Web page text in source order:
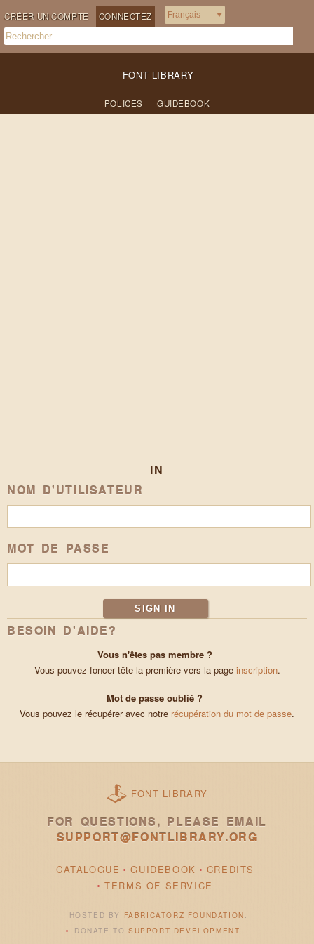
CRÉER UN COMPTE CONNECTEZ
FONT LIBRARY
POLICES GUIDEBOOK
IN
NOM D'UTILISATEUR
MOT DE PASSE
BESOIN D'AIDE?
Vous n'êtes pas membre ?
Vous pouvez foncer tête la première vers la page inscription.
Mot de passe oublié ?
Vous pouvez le récupérer avec notre récupération du mot de passe.
FONT LIBRARY
FOR QUESTIONS, PLEASE EMAIL
SUPPORT@FONTLIBRARY.ORG
CATALOGUE GUIDEBOOK
CREDITS
TERMS OF SERVICE
HOSTED BY FABRICATORZ FOUNDATION .
DONATE TO SUPPORT DEVELOPMENT.